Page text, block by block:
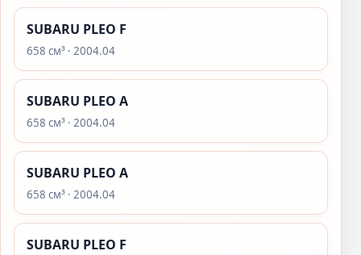
SUBARU PLEO F
658 см³ · 2004.04
SUBARU PLEO A
658 см³ · 2004.04
SUBARU PLEO A
658 см³ · 2004.04
SUBARU PLEO F